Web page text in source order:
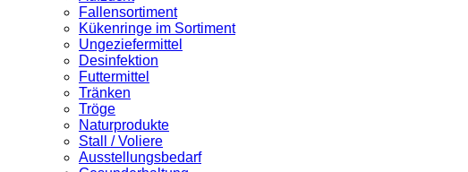
Fallensortiment
Kükenringe im Sortiment
Ungeziefermittel
Desinfektion
Futtermittel
Tränken
Tröge
Naturprodukte
Stall / Voliere
Ausstellungsbedarf